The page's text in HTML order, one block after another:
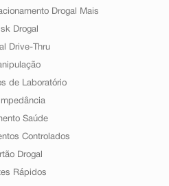
Drogal Mais
Drogal
Drive-Thru
de Laboratório
Saúde
Controlados
Drogal
Rápidos